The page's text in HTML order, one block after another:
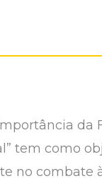
da
tem como
no combate